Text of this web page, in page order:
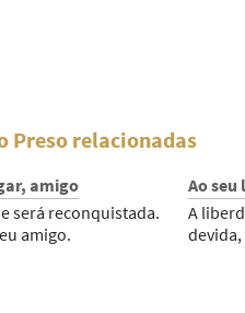
Preso relacionadas
amigo
será reconquistada.
amigo.
Ao
A